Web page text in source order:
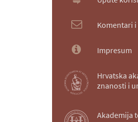
Komentari
Impresum
Hrvatska
znanosti i
Akademija